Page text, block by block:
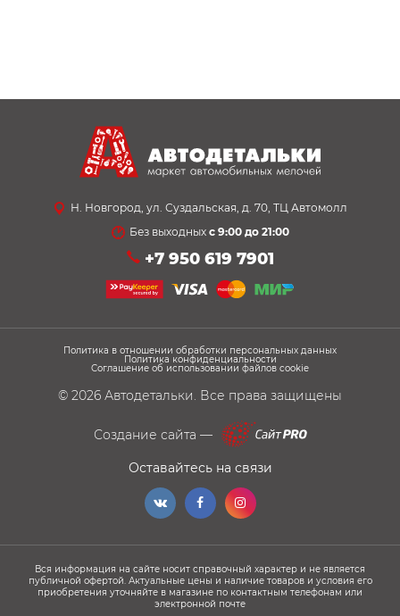
Н. Новгород, ул. Суздальская, д. 70, ТЦ Автомолл
Без выходных с 9:00 до 21:00
+7 950 619 7901
Политика в отношении обработки персональных данных
Политика конфиденциальности
Соглашение об использовании файлов cookie
© 2026 Автодетальки. Все права защищены
Оставайтесь на связи
Создание сайта —
Вся информация на сайте носит справочный характер и не является
публичной офертой. Актуальные цены и наличие товаров и условия его
приобретения уточняйте в магазине по контактным телефонам или
электронной почте